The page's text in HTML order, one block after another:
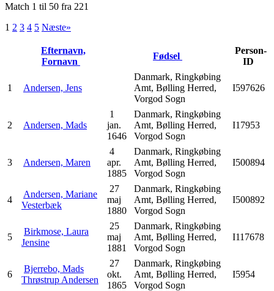
Match 1 til 50 fra 221
1 2 3 4 5 Næste»
Efternavn,
Fornavn
Fødsel
Person-
ID
1 Andersen, Jens
Danmark, Ringkøbing
Amt, Bølling Herred,
Vorgod Sogn
I597626
2 Andersen, Mads
1
jan.
1646
Danmark, Ringkøbing
Amt, Bølling Herred,
Vorgod Sogn
I17953
3 Andersen, Maren
4
apr.
1885
Danmark, Ringkøbing
Amt, Bølling Herred,
Vorgod Sogn
I500894
4
Andersen, Mariane
Vesterbæk
27
maj
1880
Danmark, Ringkøbing
Amt, Bølling Herred,
Vorgod Sogn
I500892
5
Birkmose, Laura
Jensine
25
maj
1881
Danmark, Ringkøbing
Amt, Bølling Herred,
Vorgod Sogn
I117678
6
Bjerrebo, Mads
Thrøstrup Andersen
27
okt.
1865
Danmark, Ringkøbing
Amt, Bølling Herred,
Vorgod Sogn
I5954